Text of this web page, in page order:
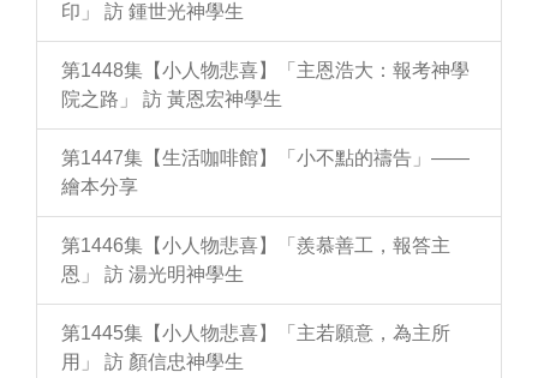
印」 訪 鍾世光神學生
第1448集【小人物悲喜】「主恩浩大：報考神學
院之路」 訪 黃恩宏神學生
第1447集【生活咖啡館】「小不點的禱告」——
繪本分享
第1446集【小人物悲喜】「羨慕善工，報答主
恩」 訪 湯光明神學生
第1445集【小人物悲喜】「主若願意，為主所
用」 訪 顏信忠神學生